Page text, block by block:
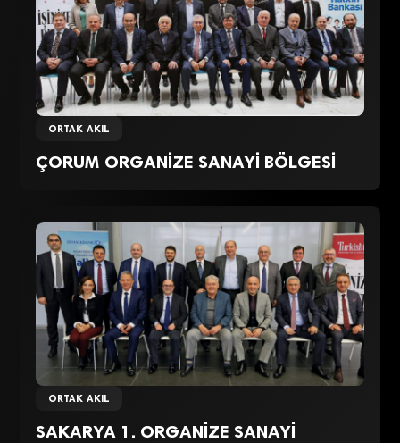
ORTAK AKIL
ÇORUM ORGANİZE SANAYİ BÖLGESİ
ORTAK AKIL
SAKARYA 1. ORGANİZE SANAYİ